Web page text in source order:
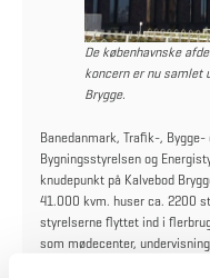
De københavnske
koncern er nu samlet
Brygge.
Banedanmark, Trafik-,
Bygningsstyrelsen og
knudepunkt på Kalvebod
41.000 kvm. huser ca. 2200
styrelserne flyttet ind i
som mødecenter,